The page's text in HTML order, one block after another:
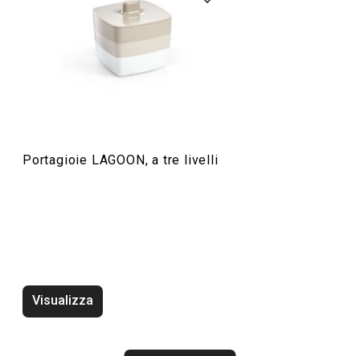
Organizzazione e pulizia
Portagioie LAGOON, a tre livelli
Visualizza